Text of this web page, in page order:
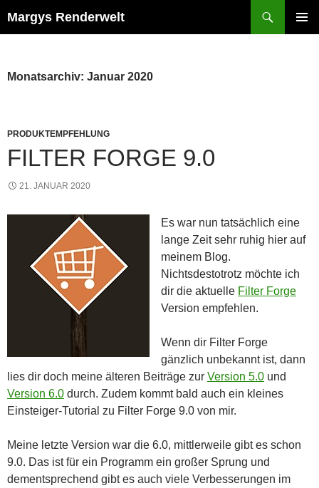
Inhalt
Margys Renderwelt
Monatsarchiv: Januar 2020
PRODUKTEMPFEHLUNG
FILTER FORGE 9.0
21. JANUAR 2020
Es war nun tatsächlich eine
lange Zeit sehr ruhig hier auf
meinem Blog.
Nichtsdestotrotz möchte ich
dir die aktuelle Filter Forge
Version empfehlen.
Wenn dir Filter Forge
gänzlich unbekannt ist, dann
lies dir doch meine älteren Beiträge zur Version 5.0 und
Version 6.0 durch. Zudem kommt bald auch ein kleines
Einsteiger-Tutorial zu Filter Forge 9.0 von mir.
Meine letzte Version war die 6.0, mittlerweile gibt es schon
9.0. Das ist für ein Programm ein großer Sprung und
dementsprechend gibt es auch viele Verbesserungen im